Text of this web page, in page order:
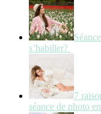
s’habiller?
7
séance de photo